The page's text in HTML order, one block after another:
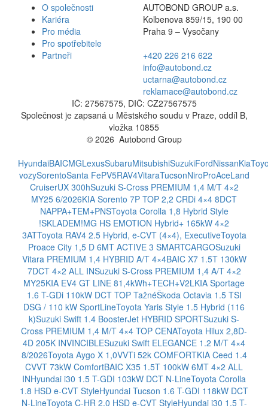
O společnosti
Kariéra
Pro média
Pro spotřebitele
Partneři
AUTOBOND GROUP a.s.
Kolbenova 859/15, 190 00
Praha 9 – Vysočany
+420 226 216 622
info@autobond.cz
uctarna@autobond.cz
reklamace@autobond.cz
IČ: 27567575, DIČ: CZ27567575
Společnost je zapsaná u Městského soudu v Praze, oddíl B,
vložka 10855
© 2026 Autobond Group
HyundaiBAICMGLexusSubaruMitsubishiSuzukiFordNissanKia
vozySorentoSanta FePV5RAV4VitaraTucsonNiroProAceLand
CruiserUX 300hSuzuki S-Cross PREMIUM 1,4 M/T 4×2
MY25 6/2026KIA Sorento 7P TOP 2,2 CRDi 4×4 8DCT
NAPPA+TEM+PNSToyota Corolla 1,8 Hybrid Style
!SKLADEM!MG HS EMOTION Hybrid+ 165kW 4×2
3ATToyota RAV4 2.5 Hybrid, e-CVT (4×4), ExecutiveToyota
Proace City 1,5 D 6MT ACTIVE 3 SMARTCARGOSuzuki
Vitara PREMIUM 1,4 HYBRID A/T 4×4BAIC X7 1.5T 130kW
7DCT 4×2 ALL INSuzuki S-Cross PREMIUM 1,4 A/T 4×2
MY25KIA EV4 GT LINE 81,4kWh+TECH+V2LKIA Sportage
1.6 T-GDi 110kW DCT TOP TažnéŠkoda Octavia 1.5 TSI
DSG / 110 kW SportLineToyota Yaris Style 1.5 Hybrid (116
k)Suzuki Swift 1.4 BoosterJet HYBRID SPORTSuzuki S-
Cross PREMIUM 1,4 M/T 4×4 TOP CENAToyota Hilux 2,8D-
4D 205K INVINCIBLESuzuki Swift ELEGANCE 1.2 M/T 4×4
8/2026Toyota Aygo X 1,0VVTi 52k COMFORTKIA Ceed 1.4
CVVT 73kW ComfortBAIC X35 1.5T 100kW 6MT 4×2 ALL
INHyundai i30 1.5 T-GDI 103kW DCT N-LineToyota Corolla
1.8 HSD e-CVT StyleHyundai Tucson 1.6 T-GDI 118kW DCT
N-LineToyota C-HR 2.0 HSD e-CVT StyleHyundai i30 1.5 T-